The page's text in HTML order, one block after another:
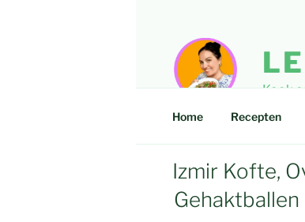
inhoud
Kook
Home Recepten
Izmir Kofte,